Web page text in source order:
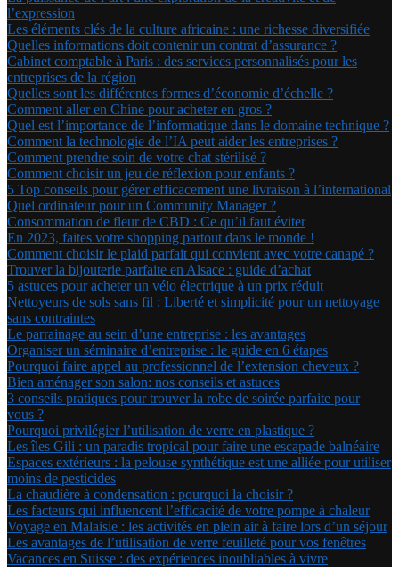
l’expression
Les éléments clés de la culture africaine : une richesse diversifiée
Quelles informations doit contenir un contrat d’assurance ?
Cabinet comptable à Paris : des services personnalisés pour les
entreprises de la région
Quelles sont les différentes formes d’économie d’échelle ?
Comment aller en Chine pour acheter en gros ?
Quel est l’importance de l’informatique dans le domaine technique ?
Comment la technologie de l’IA peut aider les entreprises ?
Comment prendre soin de votre chat stérilisé ?
Comment choisir un jeu de réflexion pour enfants ?
5 Top conseils pour gérer efficacement une livraison à l’international
Quel ordinateur pour un Community Manager ?
Consommation de fleur de CBD : Ce qu’il faut éviter
En 2023, faites votre shopping partout dans le monde !
Comment choisir le plaid parfait qui convient avec votre canapé ?
Trouver la bijouterie parfaite en Alsace : guide d’achat
5 astuces pour acheter un vélo électrique à un prix réduit
Nettoyeurs de sols sans fil : Liberté et simplicité pour un nettoyage
sans contraintes
Le parrainage au sein d’une entreprise : les avantages
Organiser un séminaire d’entreprise : le guide en 6 étapes
Pourquoi faire appel au professionnel de l’extension cheveux ?
Bien aménager son salon: nos conseils et astuces
3 conseils pratiques pour trouver la robe de soirée parfaite pour
vous ?
Pourquoi privilégier l’utilisation de verre en plastique ?
Les îles Gili : un paradis tropical pour faire une escapade balnéaire
Espaces extérieurs : la pelouse synthétique est une alliée pour utiliser
moins de pesticides
La chaudière à condensation : pourquoi la choisir ?
Les facteurs qui influencent l’efficacité de votre pompe à chaleur
Voyage en Malaisie : les activités en plein air à faire lors d’un séjour
Les avantages de l’utilisation de verre feuilleté pour vos fenêtres
Vacances en Suisse : des expériences inoubliables à vivre